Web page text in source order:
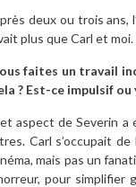
deux ou trois ans,
plus que Carl et
faites un travail
? Est-ce impulsif
aspect de Severin a
Carl s’occupait
mais pas un
pour